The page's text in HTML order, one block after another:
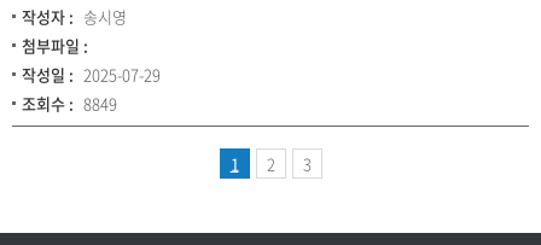
작성자 : 송시영
첨부파일 :
작성일 : 2025-07-29
조회수 : 8849
1 2 3